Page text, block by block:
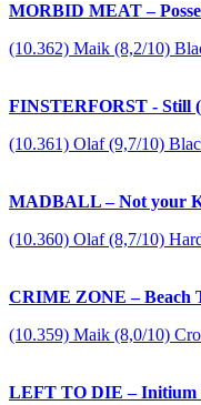
MORBID MEAT –
(10.362) Maik (8,2/10)
FINSTERFORST - Still
(10.361) Olaf (9,7/10)
MADBALL – Not your
(10.360) Olaf (8,7/10)
CRIME ZONE – Beach
(10.359) Maik (8,0/10)
LEFT TO DIE – Initium